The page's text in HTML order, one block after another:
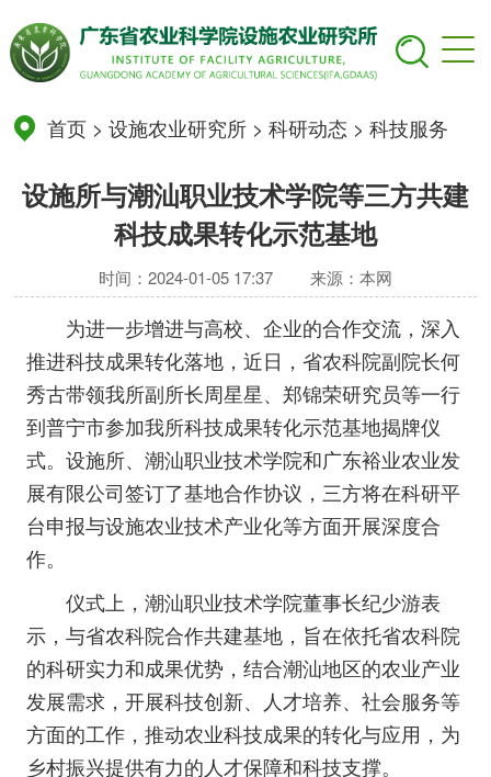
首页 >设施农业研究所 >科研动态 >科技服务
设施所与潮汕职业技术学院等三方共建
科技成果转化示范基地
时间：2024-01-05 17:37 来源：本网
为进一步增进与高校、企业的合作交流，深入
推进科技成果转化落地，近日，省农科院副院长何
秀古带领我所副所长周星星、郑锦荣研究员等一行
到普宁市参加我所科技成果转化示范基地揭牌仪
式。设施所、潮汕职业技术学院和广东裕业农业发
展有限公司签订了基地合作协议，三方将在科研平
台申报与设施农业技术产业化等方面开展深度合
作。
仪式上，潮汕职业技术学院董事长纪少游表
示，与省农科院合作共建基地，旨在依托省农科院
的科研实力和成果优势，结合潮汕地区的农业产业
发展需求，开展科技创新、人才培养、社会服务等
方面的工作，推动农业科技成果的转化与应用，为
乡村振兴提供有力的人才保障和科技支撑。